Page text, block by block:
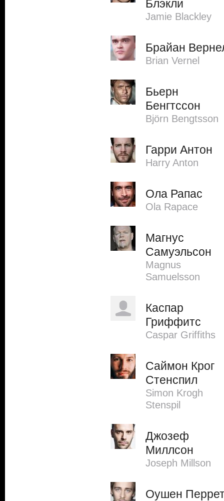
Блэкли
Jamie Blackley
Брайан
Brian Vernel
Бьерн
Бенгтссон
Björn Bengtsson
Гарри Антон
Harry Anton
Ола Рапас
Ola Rapace
Магнус
Самуэльсон
Magnus
Samuelsson
Каспар
Гриффитс
Caspar Griffiths
Саймон Крог
Стенспил
Simon Krogh
Stenspil
Джозеф
Миллсон
Joseph Millson
Оушен